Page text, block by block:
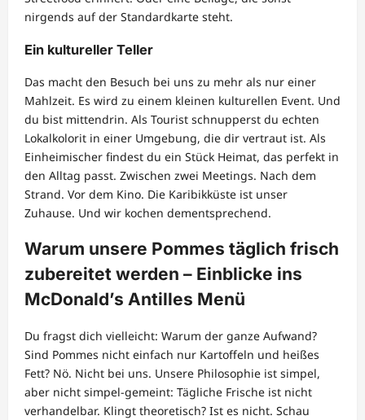
nirgends auf der Standardkarte steht.
Ein kultureller Teller
Das macht den Besuch bei uns zu mehr als nur einer
Mahlzeit. Es wird zu einem kleinen kulturellen Event. Und
du bist mittendrin. Als Tourist schnupperst du echten
Lokalkolorit in einer Umgebung, die dir vertraut ist. Als
Einheimischer findest du ein Stück Heimat, das perfekt in
den Alltag passt. Zwischen zwei Meetings. Nach dem
Strand. Vor dem Kino. Die Karibikküste ist unser
Zuhause. Und wir kochen dementsprechend.
Warum unsere Pommes täglich frisch
zubereitet werden – Einblicke ins
McDonald’s Antilles Menü
Du fragst dich vielleicht: Warum der ganze Aufwand?
Sind Pommes nicht einfach nur Kartoffeln und heißes
Fett? Nö. Nicht bei uns. Unsere Philosophie ist simpel,
aber nicht simpel-gemeint: Tägliche Frische ist nicht
verhandelbar. Klingt theoretisch? Ist es nicht. Schau